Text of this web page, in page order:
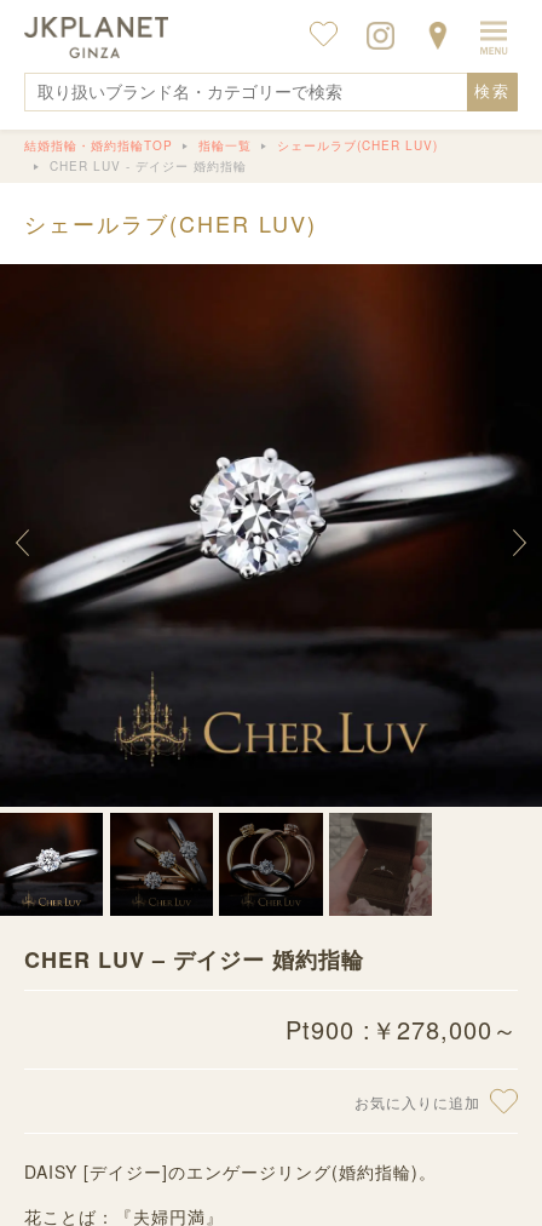
検索
結婚指輪・婚約指輪TOP 指輪一覧
シェールラブ(CHER LUV)
CHER LUV - デイジー 婚約指輪
シェールラブ(CHER LUV)
CHER LUV – デイジー 婚約指輪
Pt900 :￥278,000～
お気に入りに追加
DAISY [デイジー]のエンゲージリング(婚約指輪)。
花ことば：『夫婦円満』